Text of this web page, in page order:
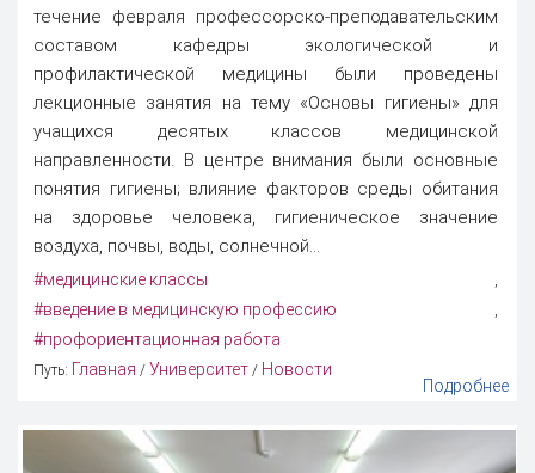
течение февраля профессорско-преподавательским
составом кафедры экологической и
профилактической медицины были проведены
лекционные занятия на тему «Основы гигиены» для
учащихся десятых классов медицинской
направленности. В центре внимания были основные
понятия гигиены; влияние факторов среды обитания
на здоровье человека, гигиеническое значение
воздуха, почвы, воды, солнечной...
#медицинские классы ,
#введение в медицинскую профессию ,
#профориентационная работа
Путь: Главная / Университет / Новости
Подробнее